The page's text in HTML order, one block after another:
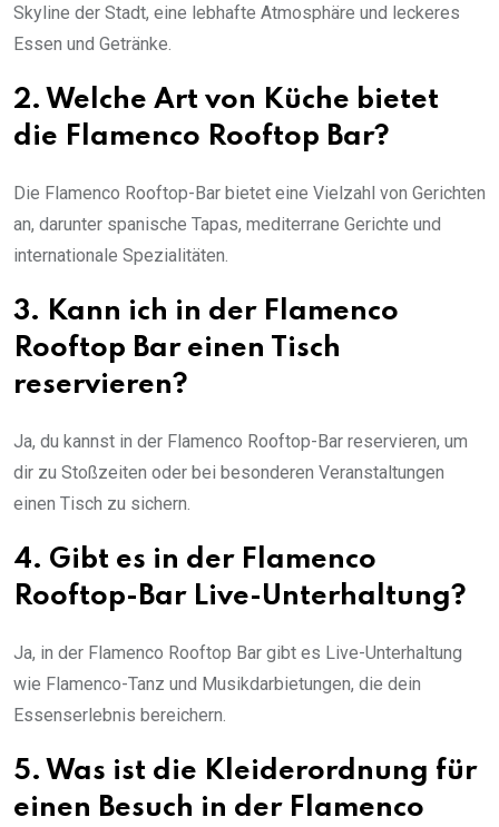
Skyline der Stadt, eine lebhafte Atmosphäre und leckeres
Essen und Getränke.
2. Welche Art von Küche bietet
die Flamenco Rooftop Bar?
Die Flamenco Rooftop-Bar bietet eine Vielzahl von Gerichten
an, darunter spanische Tapas, mediterrane Gerichte und
internationale Spezialitäten.
3. Kann ich in der Flamenco
Rooftop Bar einen Tisch
reservieren?
Ja, du kannst in der Flamenco Rooftop-Bar reservieren, um
dir zu Stoßzeiten oder bei besonderen Veranstaltungen
einen Tisch zu sichern.
4. Gibt es in der Flamenco
Rooftop-Bar Live-Unterhaltung?
Ja, in der Flamenco Rooftop Bar gibt es Live-Unterhaltung
wie Flamenco-Tanz und Musikdarbietungen, die dein
Essenserlebnis bereichern.
5. Was ist die Kleiderordnung für
einen Besuch in der Flamenco